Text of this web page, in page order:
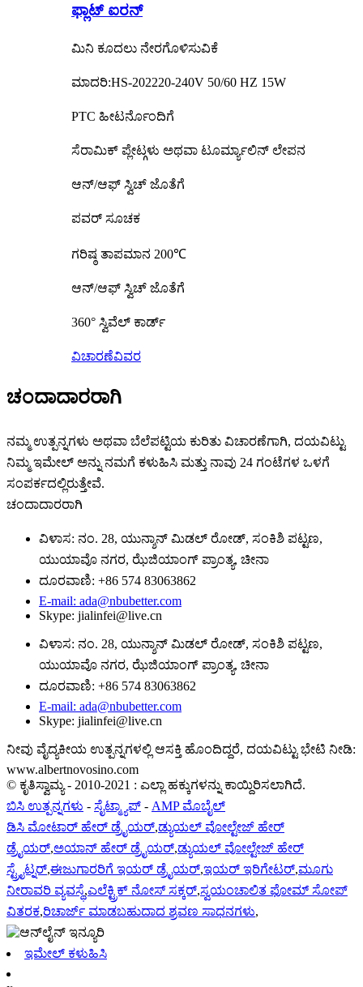
ಫ್ಲಾಟ್ ಐರನ್
ಮಿನಿ ಕೂದಲು ನೇರಗೊಳಿಸುವಿಕೆ
ಮಾದರಿ:HS-202220-240V 50/60 HZ 15W
PTC ಹೀಟರ್ನೊಂದಿಗೆ
ಸೆರಾಮಿಕ್ ಪ್ಲೇಟ್ಗಳು ಅಥವಾ ಟೂರ್ಮ್ಯಾಲಿನ್ ಲೇಪನ
ಆನ್/ಆಫ್ ಸ್ವಿಚ್ ಜೊತೆಗೆ
ಪವರ್ ಸೂಚಕ
ಗರಿಷ್ಠ ತಾಪಮಾನ 200℃
ಆನ್/ಆಫ್ ಸ್ವಿಚ್ ಜೊತೆಗೆ
360° ಸ್ವಿವೆಲ್ ಕಾರ್ಡ್
ವಿಚಾರಣೆವಿವರ
ಚಂದಾದಾರರಾಗಿ
ನಮ್ಮ ಉತ್ಪನ್ನಗಳು ಅಥವಾ ಬೆಲೆಪಟ್ಟಿಯ ಕುರಿತು ವಿಚಾರಣೆಗಾಗಿ, ದಯವಿಟ್ಟು
ನಿಮ್ಮ ಇಮೇಲ್ ಅನ್ನು ನಮಗೆ ಕಳುಹಿಸಿ ಮತ್ತು ನಾವು 24 ಗಂಟೆಗಳ ಒಳಗೆ
ಸಂಪರ್ಕದಲ್ಲಿರುತ್ತೇವೆ.
ಚಂದಾದಾರರಾಗಿ
ವಿಳಾಸ: ನಂ. 28, ಯುನ್ಶಾನ್ ಮಿಡಲ್ ರೋಡ್, ಸಂಕಿಶಿ ಪಟ್ಟಣ,
ಯುಯಾವೊ ನಗರ, ಝೆಜಿಯಾಂಗ್ ಪ್ರಾಂತ್ಯ, ಚೀನಾ
ದೂರವಾಣಿ: +86 574 83063862
E-mail: ada@nbubetter.com
Skype: jialinfei@live.cn
ವಿಳಾಸ: ನಂ. 28, ಯುನ್ಶಾನ್ ಮಿಡಲ್ ರೋಡ್, ಸಂಕಿಶಿ ಪಟ್ಟಣ,
ಯುಯಾವೊ ನಗರ, ಝೆಜಿಯಾಂಗ್ ಪ್ರಾಂತ್ಯ, ಚೀನಾ
ದೂರವಾಣಿ: +86 574 83063862
E-mail: ada@nbubetter.com
Skype: jialinfei@live.cn
ನೀವು ವೈದ್ಯಕೀಯ ಉತ್ಪನ್ನಗಳಲ್ಲಿ ಆಸಕ್ತಿ ಹೊಂದಿದ್ದರೆ, ದಯವಿಟ್ಟು ಭೇಟಿ ನೀಡಿ:
www.albertnovosino.com
© ಕೃತಿಸ್ವಾಮ್ಯ - 2010-2021 : ಎಲ್ಲಾ ಹಕ್ಕುಗಳನ್ನು ಕಾಯ್ದಿರಿಸಲಾಗಿದೆ.
ಬಿಸಿ ಉತ್ಪನ್ನಗಳು - ಸೈಟ್ಮ್ಯಾಪ್ - AMP ಮೊಬೈಲ್
ಡಿಸಿ ಮೋಟಾರ್ ಹೇರ್ ಡ್ರೈಯರ್,ಡ್ಯುಯಲ್ ವೋಲ್ಟೇಜ್ ಹೇರ್
ಡ್ರೈಯರ್,ಅಯಾನ್ ಹೇರ್ ಡ್ರೈಯರ್,ಡ್ಯುಯಲ್ ವೋಲ್ಟೇಜ್ ಹೇರ್
ಸ್ಟ್ರೈಟ್ನರ್,ಈಜುಗಾರರಿಗೆ ಇಯರ್ ಡ್ರೈಯರ್,ಇಯರ್ ಇರಿಗೇಟರ್,ಮೂಗು
ನೀರಾವರಿ ವ್ಯವಸ್ಥೆ,ಎಲೆಕ್ಟ್ರಿಕ್ ನೋಸ್ ಸಕ್ಕರ್,ಸ್ವಯಂಚಾಲಿತ ಫೋಮ್ ಸೋಪ್
ವಿತರಕ,ರಿಚಾರ್ಜ್ ಮಾಡಬಹುದಾದ ಶ್ರವಣ ಸಾಧನಗಳು,
ಇಮೇಲ್ ಕಳುಹಿಸಿ